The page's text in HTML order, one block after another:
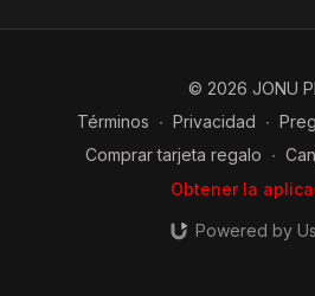
© 2026 JONU
Términos ∙ Privacidad ∙
Comprar tarjeta regalo ∙
Obtener la
Powered by